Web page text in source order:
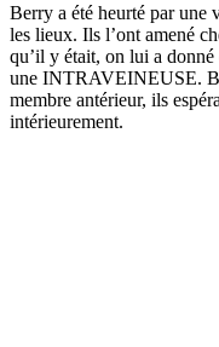
Berry a été heurté par une
les lieux. Ils l’ont amené
qu’il y était, on lui a donné
une INTRAVEINEUSE.
membre antérieur, ils
intérieurement.